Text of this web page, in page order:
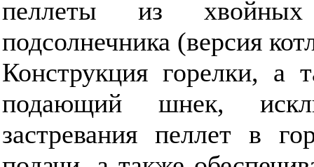
пеллеты из
подсолнечника (версия
Конструкция горелки, а
подающий шнек,
застревания пеллет в